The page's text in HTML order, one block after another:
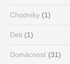
Chodníky (1)
Deti (1)
Domácnosť(31)